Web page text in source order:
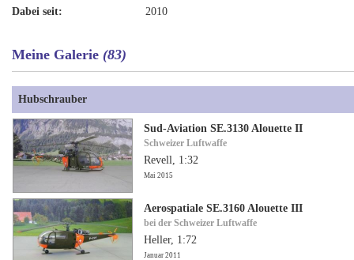
Dabei seit:
2010
Meine Galerie (83)
Hubschrauber
Sud-Aviation SE.3130 Alouette II
Schweizer Luftwaffe
Revell, 1:32
Mai 2015
Aerospatiale SE.3160 Alouette III
bei der Schweizer Luftwaffe
Heller, 1:72
Januar 2011